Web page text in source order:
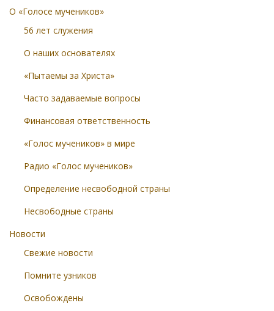
О «Голосе мучеников»
56 лет служения
О наших основателях
«Пытаемы за Христа»
Часто задаваемые вопросы
Финансовая ответственность
«Голос мучеников» в мире
Радио «Голос мучеников»
Определение несвободной страны
Несвободные страны
Новости
Свежие новости
Помните узников
Освобождены